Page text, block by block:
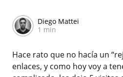
Diego Mattei
1 min
Hace rato que no hacía un
enlaces, y como hoy voy a